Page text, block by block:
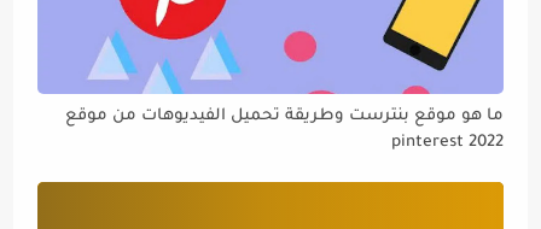
ما هو موقع بنترست وطريقة تحميل الفيديوهات من موقع
pinterest 2022